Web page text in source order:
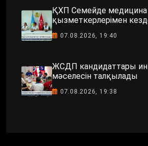
ҚХП Семейде медицина
қызметкерлерімен
07.08.2026, 19:40
ЖСДП кандидаттары
мәселесін талқылады
07.08.2026, 19:38